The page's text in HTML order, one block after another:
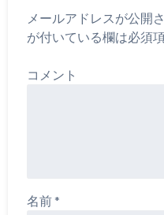
メールアドレスが公開
が付いている欄は必須
コメント
名前*